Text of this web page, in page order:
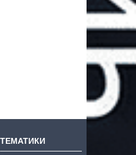
ТЕМАТИКИ